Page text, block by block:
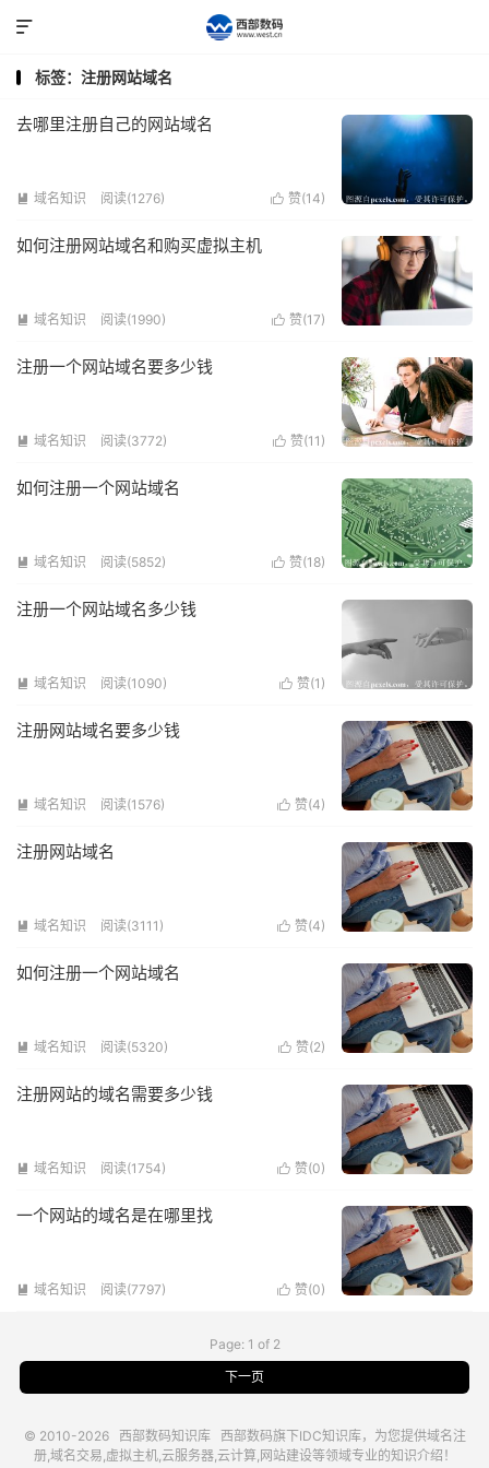

标签：注册网站域名
去哪里注册自己的网站域名
 域名知识 阅读(1276)  赞(14)
如何注册网站域名和购买虚拟主机
 域名知识 阅读(1990)  赞(17)
注册一个网站域名要多少钱
 域名知识 阅读(3772)  赞(11 )
如何注册一个网站域名
 域名知识 阅读(5852)  赞(18)
注册一个网站域名多少钱
 域名知识 阅读(1090)  赞(1 )
注册网站域名要多少钱
 域名知识 阅读(1576)  赞(4)
注册网站域名
 域名知识 阅读(3111)  赞(4)
如何注册一个网站域名
 域名知识 阅读(5320)  赞(2)
注册网站的域名需要多少钱
 域名知识 阅读(1754)  赞(0)
一个网站的域名是在哪里找
 域名知识 阅读(7797)  赞(0)
Page: 1 of 2
下一页
© 2010-2026 西部数码知识库 西部数码旗下IDC知识库，为您提供域名注
册,域名交易,虚拟主机,云服务器,云计算,网站建设等领域专业的知识介绍！